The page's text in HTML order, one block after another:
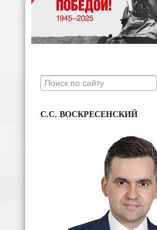
С.С. ВОСКРЕСЕНСКИЙ